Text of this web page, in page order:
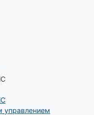
управлением